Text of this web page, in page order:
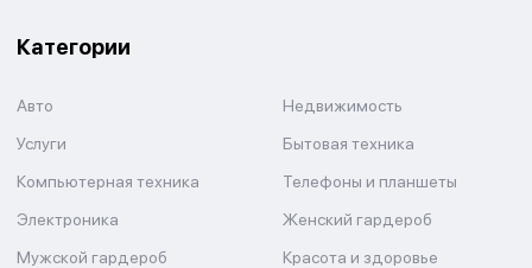
Категории
Авто
Недвижимость
Услуги
Бытовая техника
Компьютерная техника
Телефоны и планшеты
Электроника
Женский гардероб
Мужской гардероб
Красота и здоровье